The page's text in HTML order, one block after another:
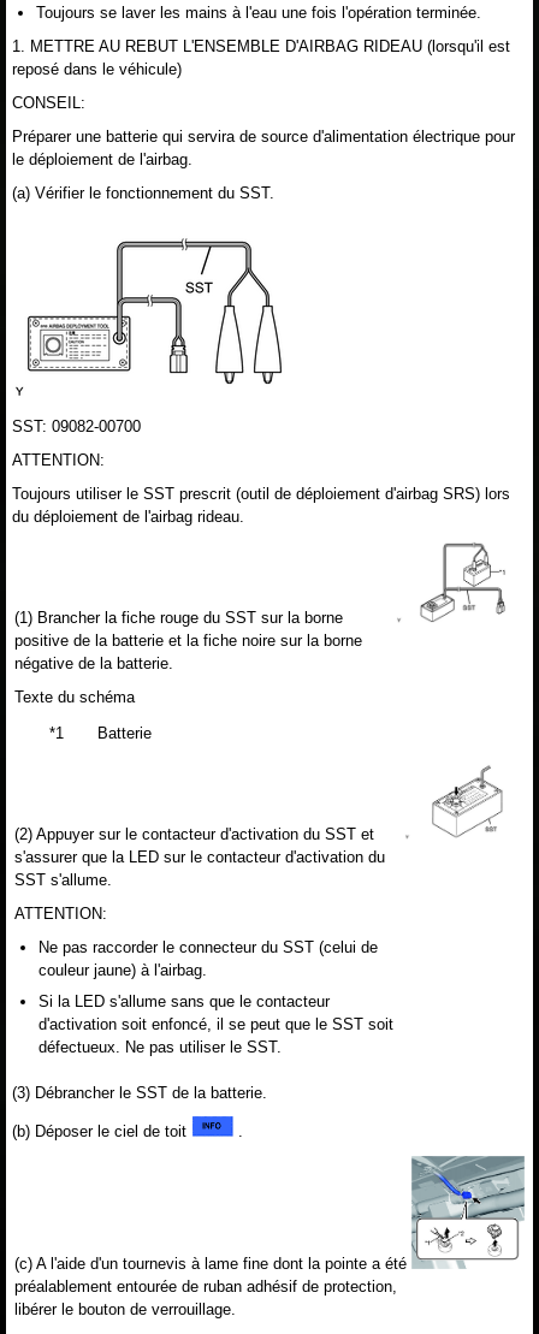
Toujours se laver les mains à l'eau une fois l'opération terminée.
1. METTRE AU REBUT L'ENSEMBLE D'AIRBAG RIDEAU (lorsqu'il est
reposé dans le véhicule)
CONSEIL:
Préparer une batterie qui servira de source d'alimentation électrique pour
le déploiement de l'airbag.
(a) Vérifier le fonctionnement du SST.
SST: 09082-00700
ATTENTION:
Toujours utiliser le SST prescrit (outil de déploiement d'airbag SRS) lors
du déploiement de l'airbag rideau.
(1) Brancher la fiche rouge du SST sur la borne
positive de la batterie et la fiche noire sur la borne
négative de la batterie.
Texte du schéma
*1
Batterie
(2) Appuyer sur le contacteur d'activation du SST et
s'assurer que la LED sur le contacteur d'activation du
SST s'allume.
ATTENTION:
Ne pas raccorder le connecteur du SST (celui de
couleur jaune) à l'airbag.
Si la LED s'allume sans que le contacteur
d'activation soit enfoncé, il se peut que le SST soit
défectueux. Ne pas utiliser le SST.
(3) Débrancher le SST de la batterie.
(b) Déposer le ciel de toit
(c) A l'aide d'un tournevis à lame fine dont la pointe a été
préalablement entourée de ruban adhésif de protection,
libérer le bouton de verrouillage.